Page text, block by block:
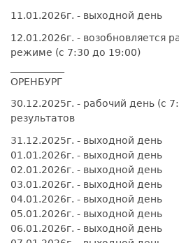
11.01.2026г. - выходной день
12.01.2026г. - возобновляется
режиме (с 7:30 до 19:00)
ОРЕНБУРГ
30.12.2025г. - рабочий день (с
результатов
31.12.2025г. - выходной день
01.01.2026г. - выходной день
02.01.2026г. - выходной день
03.01.2026г. - выходной день
04.01.2026г. - выходной день
05.01.2026г. - выходной день
06.01.2026г. - выходной день